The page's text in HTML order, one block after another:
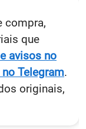
compra,
que
avisos no
Telegram.
originais,